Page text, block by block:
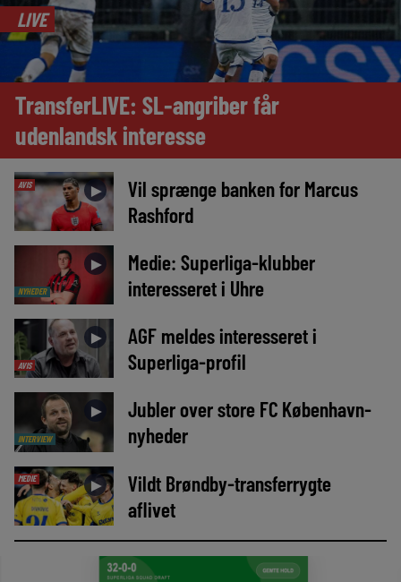
LIVE
TransferLIVE: SL-angriber får
udenlandsk interesse
AVIS ►
Vil sprænge banken for Marcus
Rashford
NYHEDER
►
Medie: Superliga-klubber
interesseret i Uhre
AVIS
►
AGF meldes interesseret i
Superliga-profil
INTERVIEW
►
Jubler over store FC København-
nyheder
MEDIE ►
Vildt Brøndby-transferrygte
aflivet